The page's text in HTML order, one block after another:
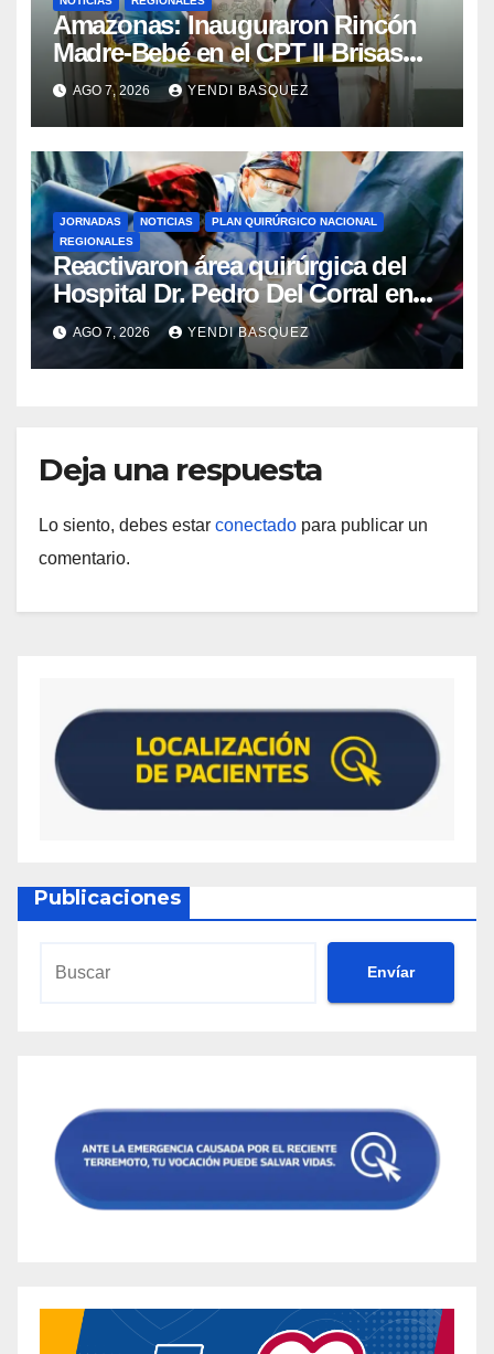
​Amazonas: Inauguraron Rincón
Madre-Bebé en el CPT II Brisas
del Aeropuerto ​Inauguraron
Rincón
AGO 7, 2026 YENDI BASQUEZ
JORNADAS NOTICIAS
PLAN QUIRÚRGICO NACIONAL
REGIONALES
Reactivaron área quirúrgica del
Hospital Dr. Pedro Del Corral en
Guárico
AGO 7, 2026 YENDI BASQUEZ
Deja una respuesta
Lo siento, debes estar conectado para publicar un
comentario.
Publicaciones
Envíar